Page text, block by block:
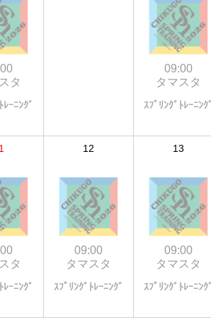
タ
ﾚｰﾆﾝｸﾞ
09:00
タマスタ
ｽﾌﾟﾘﾝｸﾞﾄﾚｰﾆﾝｸﾞ
タ
ﾚｰﾆﾝｸﾞ
12
09:00
タマスタ
ｽﾌﾟﾘﾝｸﾞﾄﾚｰﾆﾝｸﾞ
13
09:00
タマスタ
ｽﾌﾟﾘﾝｸﾞﾄﾚｰﾆﾝｸﾞ